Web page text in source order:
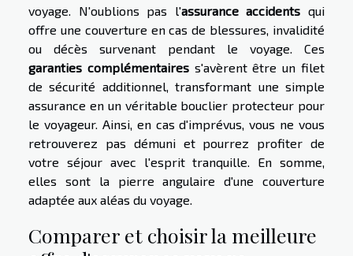
voyage. N'oublions pas l'assurance accidents qui
offre une couverture en cas de blessures, invalidité
ou décès survenant pendant le voyage. Ces
garanties complémentairess'avèrent être un filet
de sécurité additionnel, transformant une simple
assurance en un véritable bouclier protecteur pour
le voyageur. Ainsi, en cas d'imprévus, vous ne vous
retrouverez pas démuni et pourrez profiter de
votre séjour avec l'esprit tranquille. En somme,
elles sont la pierre angulaire d'une couverture
adaptée aux aléas du voyage.
Comparer et choisir la meilleure